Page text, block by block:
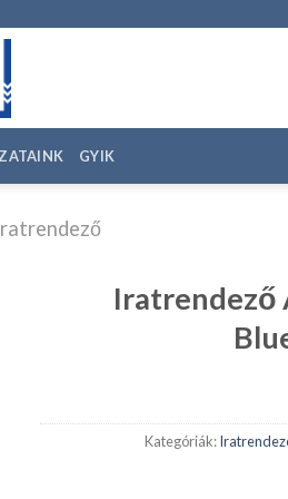
GYIK
Iratrendező
Kategóriák: